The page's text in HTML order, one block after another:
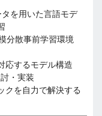
を用いた言語モデ
分散事前学習環境
応するモデル構造
・実装
クを自力で解決する